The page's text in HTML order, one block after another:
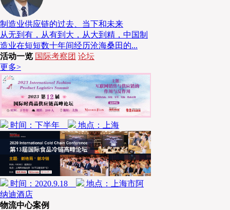
丰田叉车为新柳伍食品推荐了8FBN冷库车型，
给、出库。冷库的超低温（-18℃）作业和频繁的出入
考验。丰田冷库车型的专业耐寒与防水改装，可有效
电气故障、软管劣化和液压功能异常等现象的发生。
潘奕泽继续举例道，该物流中心单托货物的重量
抖动或其他不稳定因素都会影响作业安全，一旦发生
时，由于车辆长时间在低温环境下作业，对于设备零
定影响，这也会导致作业的安全性和流畅性。在最忙
取了24小时不间断作业来满足发货订单的需求，这对
提出了极高的要求，而丰田叉车则完全能满足这些需求
制造业供应链的过去、当下和未来
从无到有，从有到大，从大到精，中国制
造业在短短数十年间经历沧海桑田的...
活动一览 国际考察团 论坛
更多>
时间：下半年 地点：上海
时间：2020.9.18
地点：上海市阿
纳迪酒店
物流中心案例